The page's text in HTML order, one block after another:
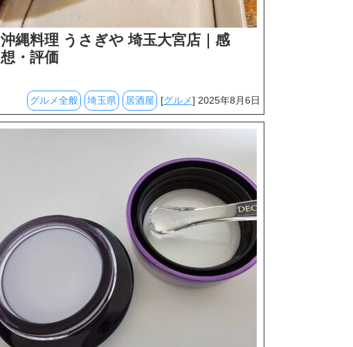
沖縄料理 うさぎや 埼玉大宮店｜感
想・評価
グルメ全般 埼玉県 居酒屋 [グルメ] 2025年8月6日